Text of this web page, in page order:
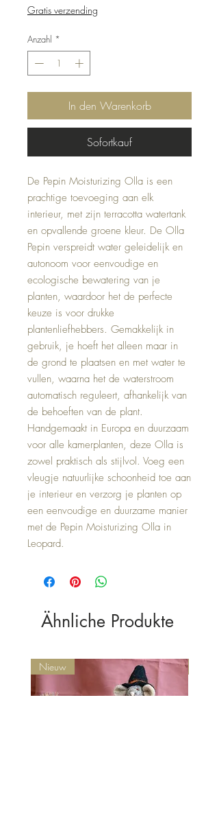
Gratis verzending
Anzahl *
In den Warenkorb
Sofortkauf
De Pepin Moisturizing Olla is een
prachtige toevoeging aan elk
interieur, met zijn terracotta watertank
en opvallende groene kleur. De Olla
Pepin verspreidt water geleidelijk en
autonoom voor eenvoudige en
ecologische bewatering van je
planten, waardoor het de perfecte
keuze is voor drukke
plantenliefhebbers. Gemakkelijk in
gebruik, je hoeft het alleen maar in
de grond te plaatsen en met water te
vullen, waarna het de waterstroom
automatisch reguleert, afhankelijk van
de behoeften van de plant.
Handgemaakt in Europa en duurzaam
voor alle kamerplanten, deze Olla is
zowel praktisch als stijlvol. Voeg een
vleugje natuurlijke schoonheid toe aan
je interieur en verzorg je planten op
een eenvoudige en duurzame manier
met de Pepin Moisturizing Olla in
Leopard.
Ähnliche Produkte
Nieuw